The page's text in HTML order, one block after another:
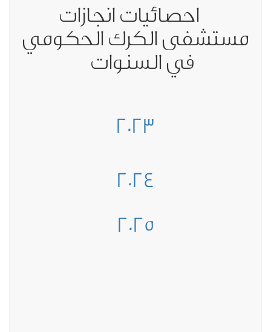
احصائيات انجازات
الكرك الحكومي
في السنوات
2023
2024
2025